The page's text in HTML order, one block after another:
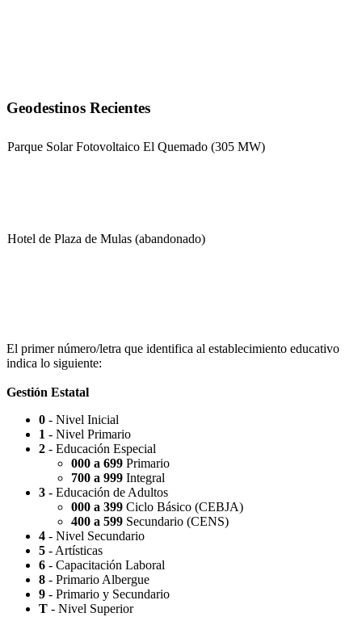
Geodestinos Recientes
Parque Solar Fotovoltaico El Quemado (305 MW)
Hotel de Plaza de Mulas (abandonado)
Capilla Beato Carlo Acutis (en construcción)
Patio del Centro
Rotonda Paso
El primer número/letra que identifica al establecimiento educativo
indica lo siguiente:
Gestión Estatal
0 - Nivel Inicial
1 - Nivel Primario
2 - Educación Especial
000 a 699 Primario
700 a 999 Integral
3 - Educación de Adultos
000 a 399 Ciclo Básico (CEBJA)
400 a 599 Secundario (CENS)
4 - Nivel Secundario
5 - Artísticas
6 - Capacitación Laboral
8 - Primario Albergue
9 - Primario y Secundario
T - Nivel Superior